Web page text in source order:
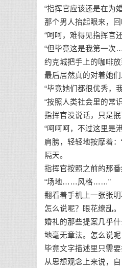
“指挥官应该还是在为
那个男人抬起眼来，
“呵呵，难得见指挥官
“但毕竟这是我第一
约克城把手上的咖啡
最后居然真的对着她
“毕竟她们都很优秀，
“按照人类社会里的
指挥官没说话，只是抿
“呵呵呵，不过这里
肩膀，轻轻地按摩着
隔天。
指挥官按照之前的那
“场地……风格……”
翻看着手机上一张张
怎么说呢？眼花缭乱。
婚礼的那些提案几乎
地毫无章法。怎么说
毕竟文字描述里只需
从思想观念上来说，